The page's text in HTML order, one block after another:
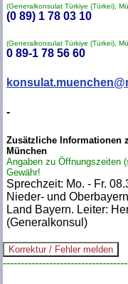
(Generalkonsulat Türkiye (Türkei),
(0 89) 1 78 03 10
(Generalkonsulat Türkiye (Türkei),
0 89-1 78 56 60
-
Zusätzliche Informationen
München
Angaben zu Öffnungszeiten
Gewähr!
Sprechzeit: Mo. - Fr.
Nieder- und
Land Bayern. Leiter:
(Generalkonsul)